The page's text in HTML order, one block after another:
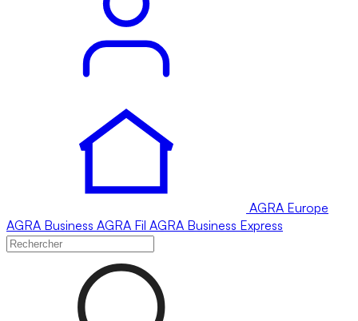
AGRA Europe
AGRA Business AGRA Fil AGRA Business Express